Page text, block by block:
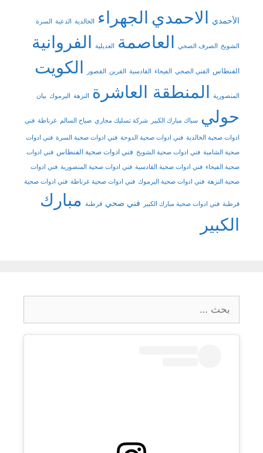
الأحمدي الاحمدي الجهراء الخالدية الدعية السرة
الشويخ الصرف الصحي العاصمة العديلية الفروانية
الفنطاس الفني الصحي الفيحاء القادسية القرين القصور الكويت
المنصورية المنطقة العاشرة النزهة اليرموك بيان
حولي سباك مبارك الكبير شركة تسليك مجاري صباح السالم غرناطة فني
ادوات صحية الخالدية فني ادوات صحية الدوحة فني ادوات صحية السرة فني ادوات
صحية الشامية فني ادوات صحية الشويخ فني ادوات صحية الفنطاس فني ادوات
صحية الفيحاء فني ادوات صحية القادسية فني ادوات صحية المنصورية فني ادوات
صحية النزهة فني ادوات صحية اليرموك فني ادوات صحية غرناطة فني ادوات صحية
قرطبة فني ادوات صحية مبارك الكبير فني صحي قرطبة مبارك
الكبير
عن: